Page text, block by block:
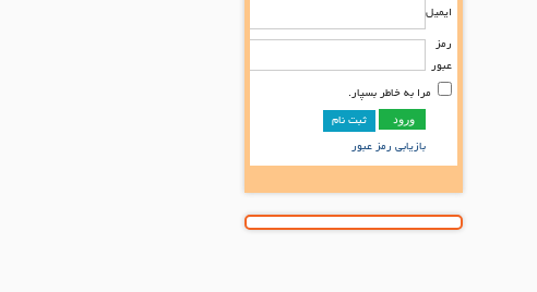
ایمیل
رمز
عبور
مرا به خاطر بسپار.
ثبت نام
بازیابی رمز عبور